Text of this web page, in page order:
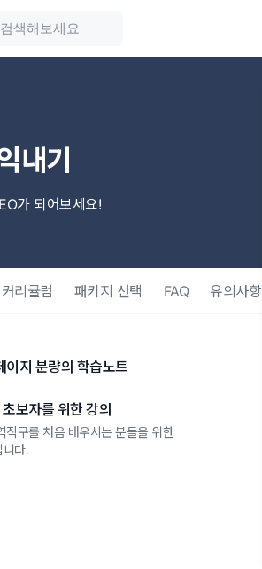
내기
가 되어보세요!
커리큘럼 패키지 선택 FAQ 유의사항
이지 분량의 학습노트
보자를 위한 강의
직구를 처음 배우시는 분들을 위한
니다.